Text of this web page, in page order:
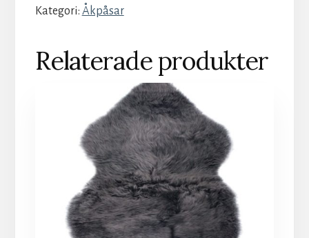
Kategori: Åkpåsar
Relaterade produkter